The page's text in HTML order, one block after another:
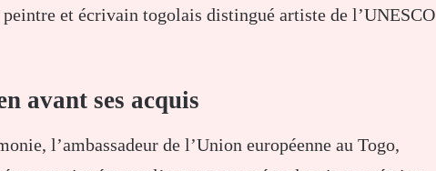
et écrivain togolais distingué artiste de l’UNESCO
avant ses acquis
l’ambassadeur de l’Union européenne au Togo,